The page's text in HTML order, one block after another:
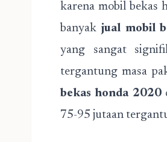
karena mobil bekas
banyak jual mobil
yang sangat
tergantung masa
bekas honda 2020
75-95 jutaan